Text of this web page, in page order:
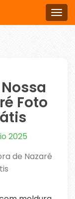
Menu
Foto
2025
de Nazaré